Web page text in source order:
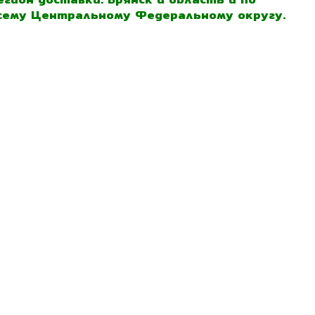
Центральному Федеральному округу.